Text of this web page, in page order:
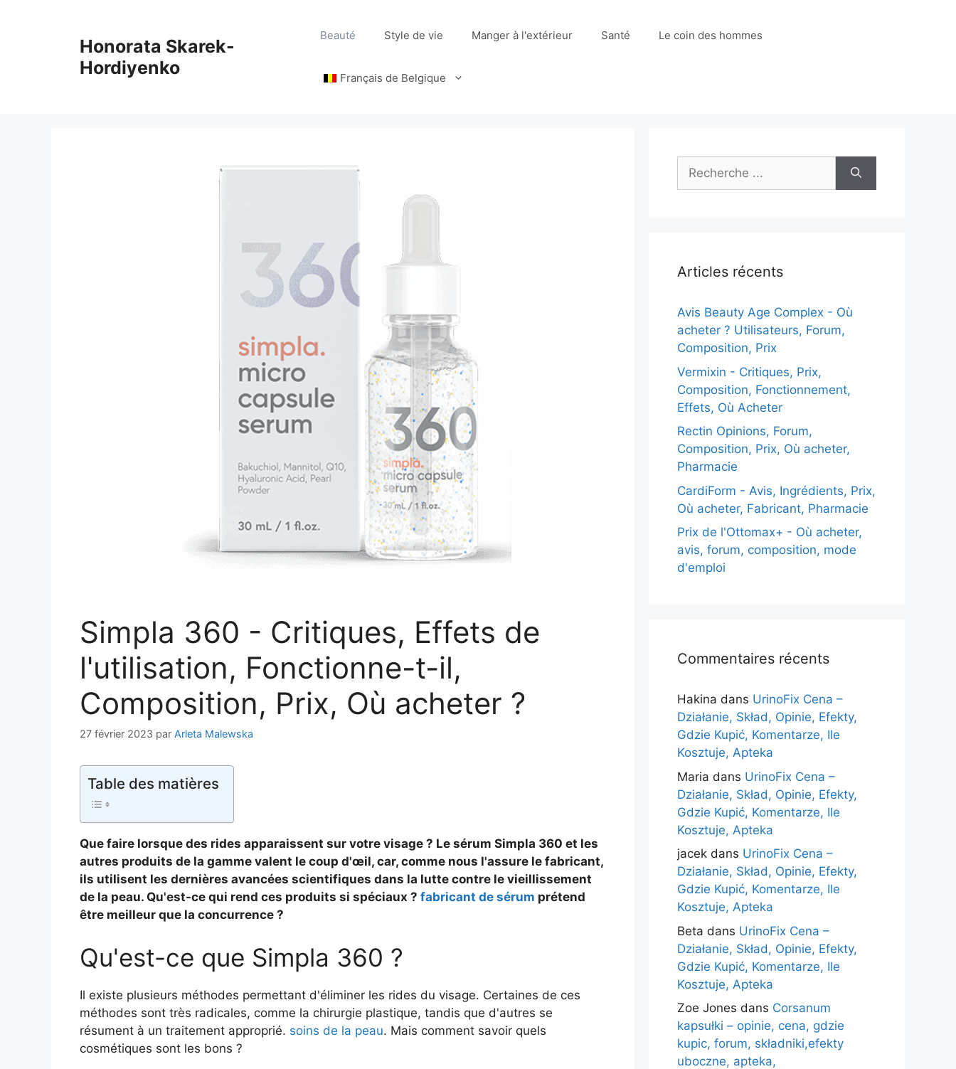
Honorata Skarek-
Hordiyenko
Beauté Style de vie Manger à l'extérieur Santé Le coin des hommes
Français de Belgique
Simpla 360 - Critiques, Effets de
l'utilisation, Fonctionne-t-il,
Composition, Prix, Où acheter ?
27 février 2023 par Arleta Malewska
Table des matières
Que faire lorsque des rides apparaissent sur votre visage ? Le sérum Simpla 360 et les
autres produits de la gamme valent le coup d'œil, car, comme nous l'assure le fabricant,
ils utilisent les dernières avancées scientifiques dans la lutte contre le vieillissement
de la peau. Qu'est-ce qui rend ces produits si spéciaux ? fabricant de sérum prétend
être meilleur que la concurrence ?
Qu'est-ce que Simpla 360 ?
Il existe plusieurs méthodes permettant d'éliminer les rides du visage. Certaines de ces
méthodes sont très radicales, comme la chirurgie plastique, tandis que d'autres se
résument à un traitement approprié. soins de la peau. Mais comment savoir quels
cosmétiques sont les bons ?
Recherche
Articles récents
Avis Beauty Age Сomplex - Où
acheter ? Utilisateurs, Forum,
Composition, Prix
Vermixin - Critiques, Prix,
Composition, Fonctionnement,
Effets, Où Acheter
Rectin Opinions, Forum,
Composition, Prix, Où acheter,
Pharmacie
CardiForm - Avis, Ingrédients, Prix,
Où acheter, Fabricant, Pharmacie
Prix de l'Ottomax+ - Où acheter,
avis, forum, composition, mode
d'emploi
Commentaires récents
Hakina dans UrinoFix Cena –
Działanie, Skład, Opinie, Efekty,
Gdzie Kupić, Komentarze, Ile
Kosztuje, Apteka
Maria dans UrinoFix Cena –
Działanie, Skład, Opinie, Efekty,
Gdzie Kupić, Komentarze, Ile
Kosztuje, Apteka
jacek dans UrinoFix Cena –
Działanie, Skład, Opinie, Efekty,
Gdzie Kupić, Komentarze, Ile
Kosztuje, Apteka
Beta dans UrinoFix Cena –
Działanie, Skład, Opinie, Efekty,
Gdzie Kupić, Komentarze, Ile
Kosztuje, Apteka
Zoe Jones dans Corsanum
kapsułki – opinie, cena, gdzie
kupic, forum, składniki,efekty
uboczne, apteka,